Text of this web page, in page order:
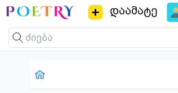
დაამატე